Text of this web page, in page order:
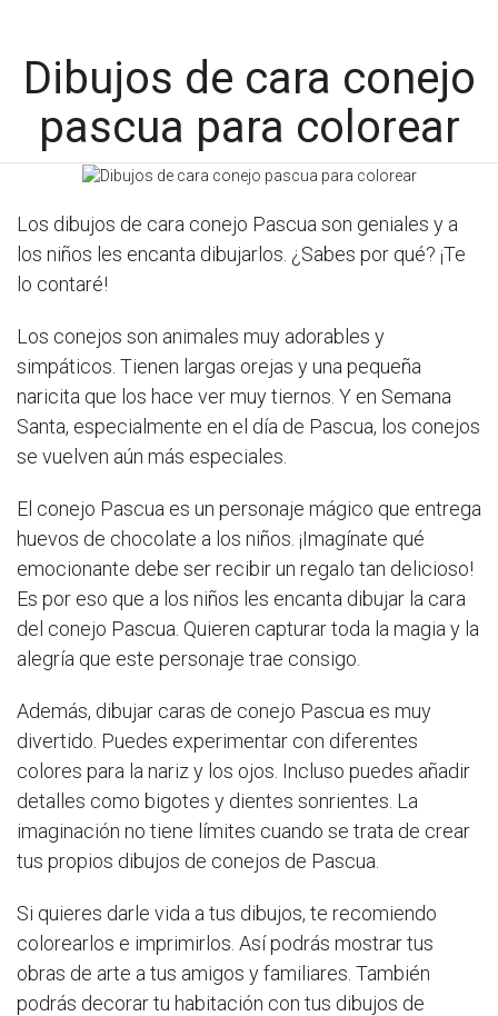
Dibujos de cara conejo
pascua para colorear
Los dibujos de cara conejo Pascua son geniales y a
los niños les encanta dibujarlos. ¿Sabes por qué? ¡Te
lo contaré!
Los conejos son animales muy adorables y
simpáticos. Tienen largas orejas y una pequeña
naricita que los hace ver muy tiernos. Y en Semana
Santa, especialmente en el día de Pascua, los conejos
se vuelven aún más especiales.
El conejo Pascua es un personaje mágico que entrega
huevos de chocolate a los niños. ¡Imagínate qué
emocionante debe ser recibir un regalo tan delicioso!
Es por eso que a los niños les encanta dibujar la cara
del conejo Pascua. Quieren capturar toda la magia y la
alegría que este personaje trae consigo.
Además, dibujar caras de conejo Pascua es muy
divertido. Puedes experimentar con diferentes
colores para la nariz y los ojos. Incluso puedes añadir
detalles como bigotes y dientes sonrientes. La
imaginación no tiene límites cuando se trata de crear
tus propios dibujos de conejos de Pascua.
Si quieres darle vida a tus dibujos, te recomiendo
colorearlos e imprimirlos. Así podrás mostrar tus
obras de arte a tus amigos y familiares. También
podrás decorar tu habitación con tus dibujos de